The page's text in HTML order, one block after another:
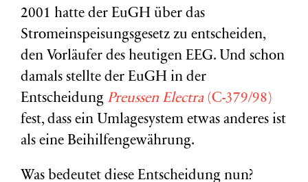
2001 hatte der EuGH über das
Stromeinspeisungsgesetz zu entscheiden,
den Vorläufer des heutigen EEG. Und schon
damals stellte der EuGH in der
Entscheidung Preussen Electra(C-379/98)
fest, dass ein Umlagesystem etwas anderes ist
als eine Beihilfengewährung.
Was bedeutet diese Entscheidung nun?